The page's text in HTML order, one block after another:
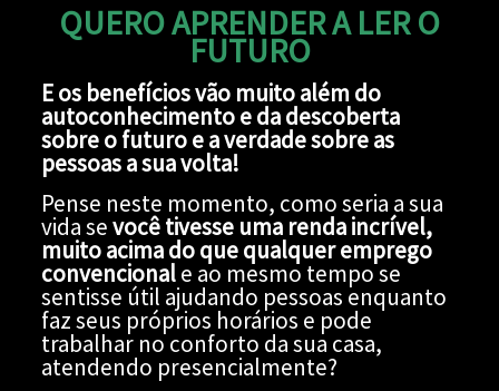
QUERO APRENDER A LER O
FUTURO
E os benefícios vão muito além do
autoconhecimento e da descoberta
sobre o futuro e a verdade sobre as
pessoas a sua volta!
Pense neste momento, como seria a sua
vida sevocê tivesse uma renda incrível,
muito acima do que qualquer emprego
convencionale ao mesmo tempo se
sentisse útil ajudando pessoas enquanto
faz seus próprios horários e pode
trabalhar no conforto da sua casa,
atendendo presencialmente?